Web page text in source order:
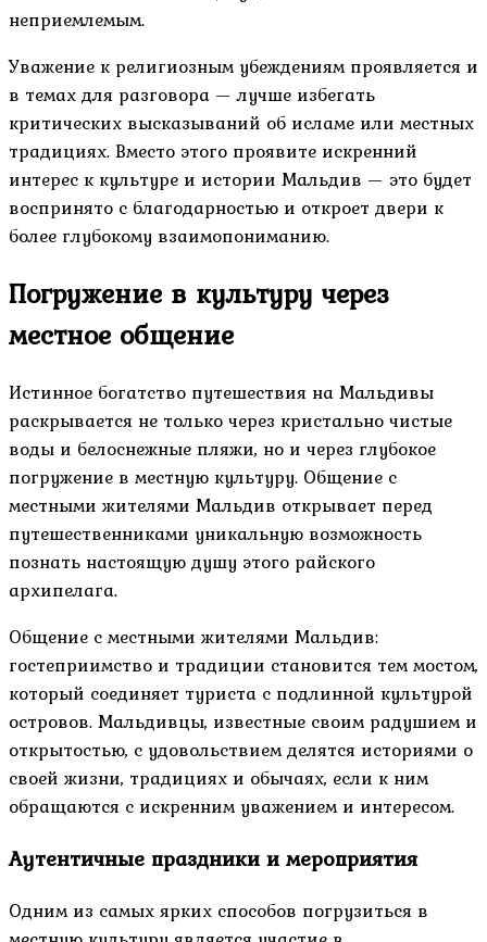
неприемлемым.
Уважение к религиозным убеждениям проявляется и
в темах для разговора — лучше избегать
критических высказываний об исламе или местных
традициях. Вместо этого проявите искренний
интерес к культуре и истории Мальдив — это будет
воспринято с благодарностью и откроет двери к
более глубокому взаимопониманию.
Погружение в культуру через
местное общение
Истинное богатство путешествия на Мальдивы
раскрывается не только через кристально чистые
воды и белоснежные пляжи, но и через глубокое
погружение в местную культуру. Общение с
местными жителями Мальдив открывает перед
путешественниками уникальную возможность
познать настоящую душу этого райского
архипелага.
Общение с местными жителями Мальдив:
гостеприимство и традиции становится тем мостом,
который соединяет туриста с подлинной культурой
островов. Мальдивцы, известные своим радушием и
открытостью, с удовольствием делятся историями о
своей жизни, традициях и обычаях, если к ним
обращаются с искренним уважением и интересом.
Аутентичные праздники и мероприятия
Одним из самых ярких способов погрузиться в